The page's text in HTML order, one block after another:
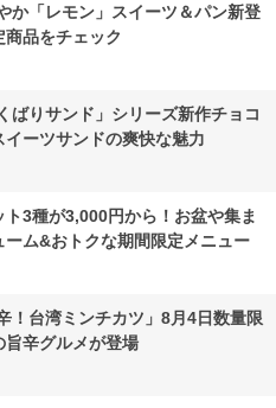
か「レモン」スイーツ＆パン新登
品をチェック
ばりサンド」シリーズ新作チョコ
イーツサンドの爽快な魅力
3種が3,000円から！お盆や集ま
ーム&おトクな期間限定メニュー
！台湾ミンチカツ」8月4日数量限
旨辛グルメが登場